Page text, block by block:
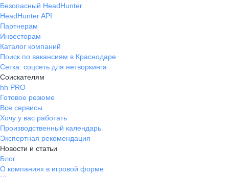
Безопасный HeadHunter
HeadHunter API
Партнерам
Инвесторам
Каталог компаний
Поиск по вакансиям в Краснодаре
Сетка: соцсеть для нетворкинга
Соискателям
hh PRO
Готовое резюме
Все сервисы
Хочу у вас работать
Производственный календарь
Экспертная рекомендация
Новости и статьи
Блог
О компаниях в игровой форме